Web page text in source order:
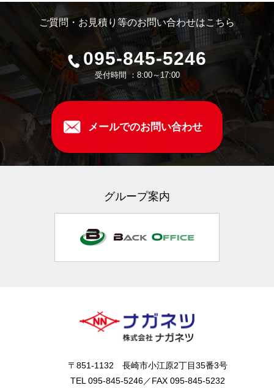
ご質問・お見積り等のお問い合わせはこちら
095-845-5246
受付時間 ：8:00～17:00
メールでのお問い合わせ
グループ案内
〒851-1132 長崎市小江原2丁目35番3号
TEL 095-845-5246／FAX 095-845-5232